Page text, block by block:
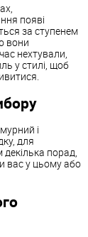
появі
за ступенем
вони
нехтували,
у стилі, щоб
і
для
порад,
вас у цьому або